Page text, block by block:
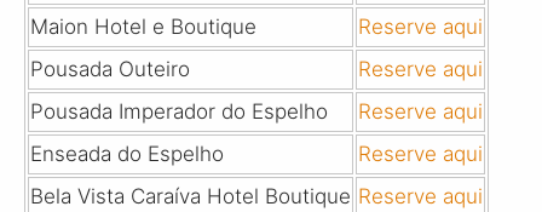
Maion Hotel e Boutique
Reserve aqui
Pousada Outeiro
Reserve aqui
Pousada Imperador do Espelho
Reserve aqui
Enseada do Espelho
Reserve aqui
Bela Vista Caraíva Hotel Boutique Reserve aqui